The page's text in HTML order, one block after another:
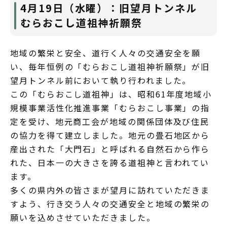
4月19日（水曜）：旧望月トンネル
むらおこし道祖神祈願祭
地域の繁栄と安全、道行く人々の交通安全を願
い、毎年恒例の「むらおこし道祖神祈願祭」が旧
望月トンネル前において執り行われました。
この「むらおこし道祖神」は、昭和61年度地域小
規模事業活性化推進事業「むらおこし事業」の指
定を受け、地元商工会が地域の関係団体及び住民
の協力を得て建立しました。地元の畳石地区から
産出された「大門石」と呼ばれる自然石から作ら
れた、日本一の大きさを誇る道祖神と言われてい
ます。
多くの県内外の皆さまが望月に訪れていただきま
すよう、行き交う人々の交通安全と地域の繁栄の
願いを込めさせていただきました。